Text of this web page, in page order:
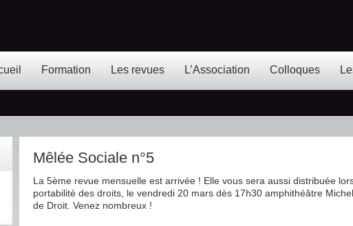
Formation Les revues L’Association Colloques
Mêlée Sociale n°5
La 5ème revue mensuelle est arrivée ! Elle vous sera aussi distribuée
portabilité des droits, le vendredi 20 mars dès 17h30 amphithéâtre
de Droit. Venez nombreux !